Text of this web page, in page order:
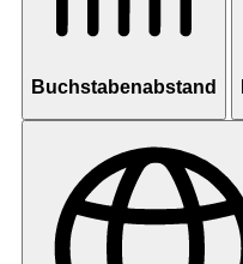
Buchstabenabstand